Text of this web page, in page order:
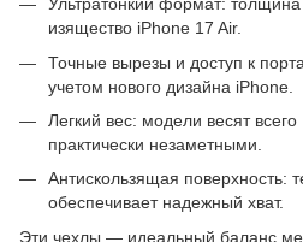
изящество iPhone 17 Air.
Точные вырезы и доступ к
учетом нового дизайна iPhone.
Легкий вес: модели весят
практически незаметными.
Антискользящая поверхность:
обеспечивает надежный хват.
Эти чехлы — идеальный баланс